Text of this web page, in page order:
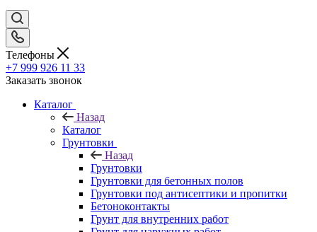
Телефоны
+7 999 926 11 33
Заказать звонок
Каталог
Назад
Каталог
Грунтовки
Назад
Грунтовки
Грунтовки для бетонных полов
Грунтовки под антисептики и пропитки
Бетоноконтакты
Грунт для внутренних работ